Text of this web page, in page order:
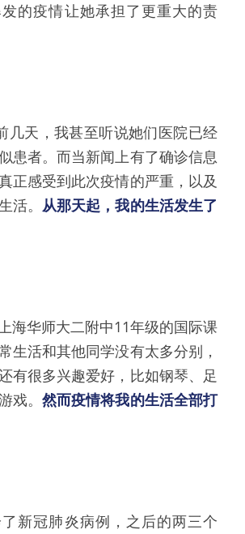
的疫情让她承担了更重大的责
几天，我甚至听说她们医院已经
患者。而当新闻上有了确诊信息
正感受到此次疫情的严重，以及
活。 从那天起，我的生活发生了
海华师大二附中11年级的国际课
生活和其他同学没有太多分别，
有很多兴趣爱好，比如钢琴、足
戏。 然而疫情将我的生活全部打
新冠肺炎病例，之后的两三个